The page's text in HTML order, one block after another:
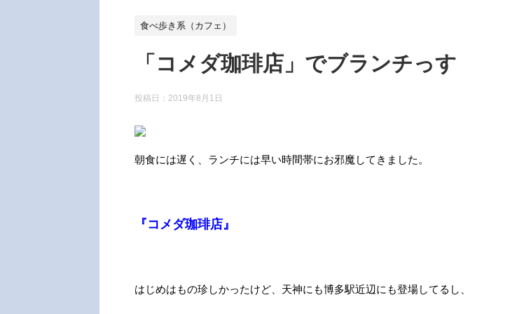
食べ歩き系（カフェ）
「コメダ珈琲店」でブランチっす
投稿日： 2019年8月1日
朝食には遅く、ランチには早い時間帯にお邪魔してきました。
『コメダ珈琲店』
はじめはもの珍しかったけど、天神にも博多駅近辺にも登場してるし、